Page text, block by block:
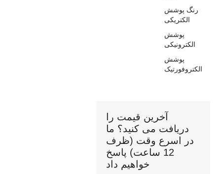
رنگ پوشش
الکتریکی
پوشش
الکترونیکی
پوشش
الکتروفورتیک
آخرین قیمت را
دریافت می کنید؟ ما
در اسرع وقت (ظرف
12 ساعت) پاسخ
خواهیم داد